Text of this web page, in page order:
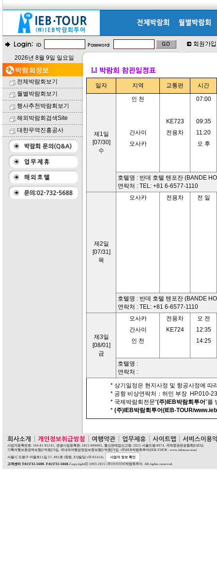
2026년 8월 9일 일요일
전체박람회보기
월별박람회보기
행사추천박람회보기
해외박람회검색Site
대한무역진흥공사
일자 지역 교통편 시간
제1일
[07/30]
수
인 천 07:00
KE723
09:35
간사이
전용차
11:20
오사카
오 후
호텔명 : 반데 호텔 텐포잔 (BANDE
연락처 : TEL: +81 6-6577-1110
제2일
[07/31]
목
오사카 전용차 전 일
호텔명 : 반데 호텔 텐포잔 (BANDE
연락처 : TEL: +81 6-6577-1110
제3일
[08/01]
금
오사카 전용차
오 전
간사이
KE724
12:35
인 천
14:25
호텔명 :
연락처 :
* 상기일정은 현지사정 및 항공사정에 따
* 공항 비상연락처：허민 부장 HP.010-
* 국제박람회전문“(주)IEB박람회투어”를
* (주)IEB박람회투어(IEB-TOUR/
사업자등록번호: 104-81-85241, 관광사업등록증: 2021-000001, 통신판매업신고증: 2021-서울도봉-0074, 국제항공운송협회[IATA].
기획여행보증공제보험[2억원]가입, 국내외여행업영업보증보험[1억원]가입. (주)IEB박람회투어(IEB-TOUR : www.iebtour.com)
서울시 도봉구 마들로11길 57, 802호 (창동, EQ빌딩) (우:01414).
사업자 정보 확인
고객센터 T:02)732-5688. F:02)732-5668.Copyrightⓒ 2003-2025 (주)아이이비박람회투어. All rights reserved.